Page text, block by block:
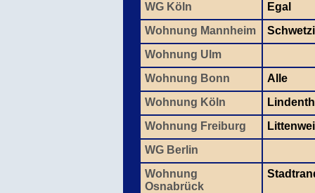
WG Köln
Egal
Wohnung Mannheim
Wohnung Ulm
Wohnung Bonn
Alle
Wohnung Köln
Wohnung Freiburg
WG Berlin
Wohnung
Osnabrück